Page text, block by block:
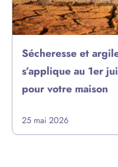
Sécheresse et
s’applique au 1er
pour votre maison
25 mai 2026